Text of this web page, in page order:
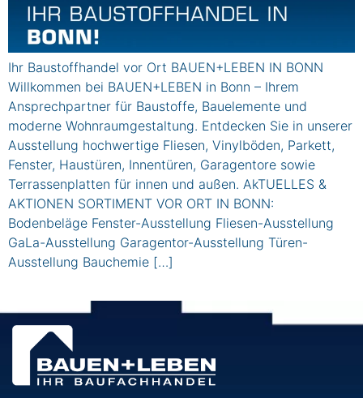
Ihr Baustoffhandel vor Ort BAUEN+LEBEN IN BONN
Willkommen bei BAUEN+LEBEN in Bonn – Ihrem
Ansprechpartner für Baustoffe, Bauelemente und
moderne Wohnraumgestaltung. Entdecken Sie in unserer
Ausstellung hochwertige Fliesen, Vinylböden, Parkett,
Fenster, Haustüren, Innentüren, Garagentore sowie
Terrassenplatten für innen und außen. AkTUELLES &
AKTIONEN SORTIMENT VOR ORT IN BONN:
Bodenbeläge Fenster-Ausstellung Fliesen-Ausstellung
GaLa-Ausstellung Garagentor-Ausstellung Türen-
Ausstellung Bauchemie […]